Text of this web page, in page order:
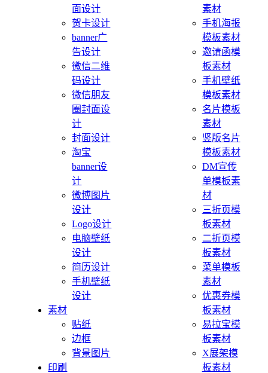
面设计
贺卡设计
banner广
告设计
微信二维
码设计
微信朋友
圈封面设
计
封面设计
淘宝
banner设
计
微博图片
设计
Logo设计
电脑壁纸
设计
简历设计
手机壁纸
设计
素材
贴纸
边框
背景图片
印刷
素材
手机海报
模板素材
邀请函模
板素材
手机壁纸
模板素材
名片模板
素材
竖版名片
模板素材
DM宣传
单模板素
材
三折页模
板素材
二折页模
板素材
菜单模板
素材
优惠券模
板素材
易拉宝模
板素材
X展架模
板素材